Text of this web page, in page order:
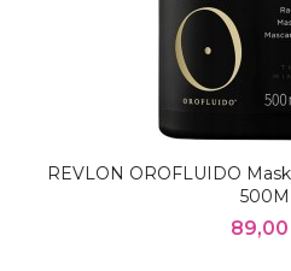
REVLON OROFLUIDO
89,00